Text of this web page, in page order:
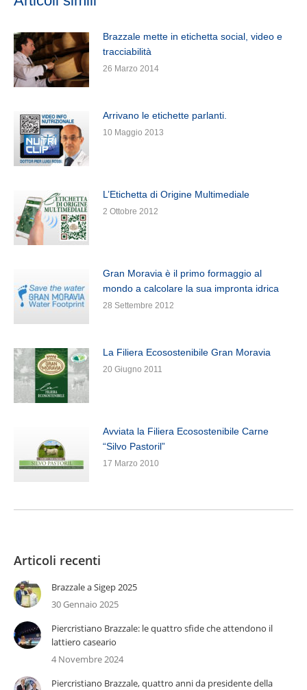
Brazzale mette in etichetta social, video e
tracciabilità
26 Marzo 2014
Arrivano le etichette parlanti.
10 Maggio 2013
L’Etichetta di Origine Multimediale
2 Ottobre 2012
Gran Moravia è il primo formaggio al
mondo a calcolare la sua impronta idrica
28 Settembre 2012
La Filiera Ecosostenibile Gran Moravia
20 Giugno 2011
Avviata la Filiera Ecosostenibile Carne
“Silvo Pastoril”
17 Marzo 2010
Articoli recenti
Brazzale a Sigep 2025
30 Gennaio 2025
Piercristiano Brazzale: le quattro sfide che attendono il
lattiero caseario
4 Novembre 2024
Piercristiano Brazzale, quattro anni da presidente della